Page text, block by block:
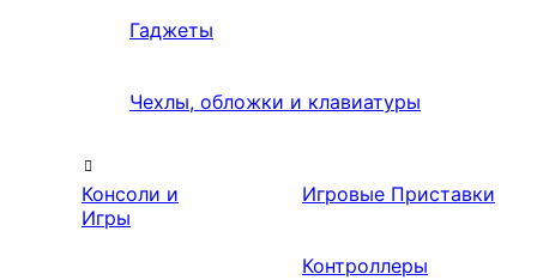
Гаджеты
Чехлы, обложки и клавиатуры
Консоли и
Игры
Игровые Приставки
Контроллеры